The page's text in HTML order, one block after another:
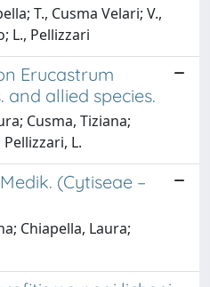
T., Cusma Velari; V.,
L., Pellizzari
Erucastrum
and allied species.
Cusma, Tiziana;
L.
(Cytiseae –
Chiapella, Laura;